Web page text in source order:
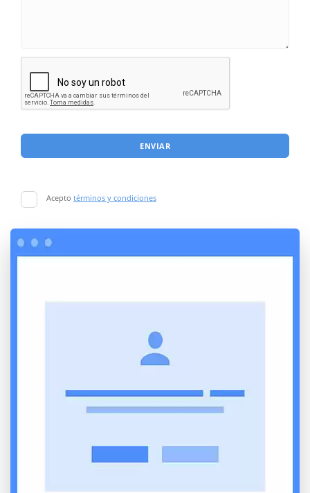
ENVIAR
Acepto términos y condiciones